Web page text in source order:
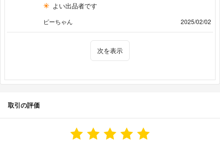
よい出品者です
ピーちゃん 2025/02/02
次を表示
取引の評価